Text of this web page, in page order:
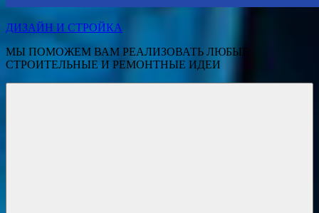
ДИЗАЙН И СТРОЙКА
МЫ ПОМОЖЕМ ВАМ РЕАЛИЗОВАТЬ ЛЮБЫЕ
СТРОИТЕЛЬНЫЕ И РЕМОНТНЫЕ ИДЕИ